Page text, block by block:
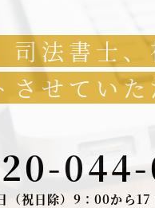
司法書士
させていた
（祝日除）9：00から